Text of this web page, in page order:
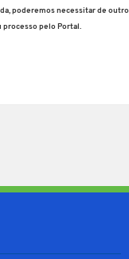
poderemos necessitar de
processo pelo Portal.